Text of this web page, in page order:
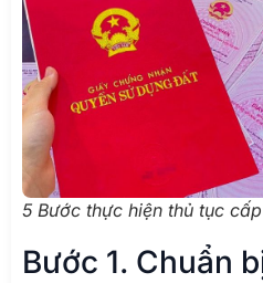
5 Bước thực hiện thủ tục
Bước 1. Chuẩn